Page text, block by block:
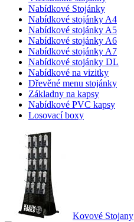
Nabídkové Stojánky
Nabídkové stojánky A4
Nabídkové stojánky A5
Nabídkové stojánky A6
Nabídkové stojánky A7
Nabídkové stojánky DL
Nabídkové na vizitky
Dřevěné menu stojánky
Základny na kapsy
Nabídkové PVC kapsy
Losovací boxy
Kovové Stojany